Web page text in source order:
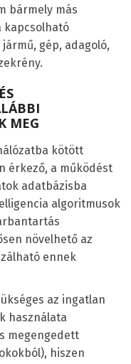
bármely más
kapcsolható
gép, adagoló,
MEG
kötött
érkező, a működést
adatbázisba
algoritmusok
növelhető az
ennek
az ingatlan
használata
megengedett
hiszen